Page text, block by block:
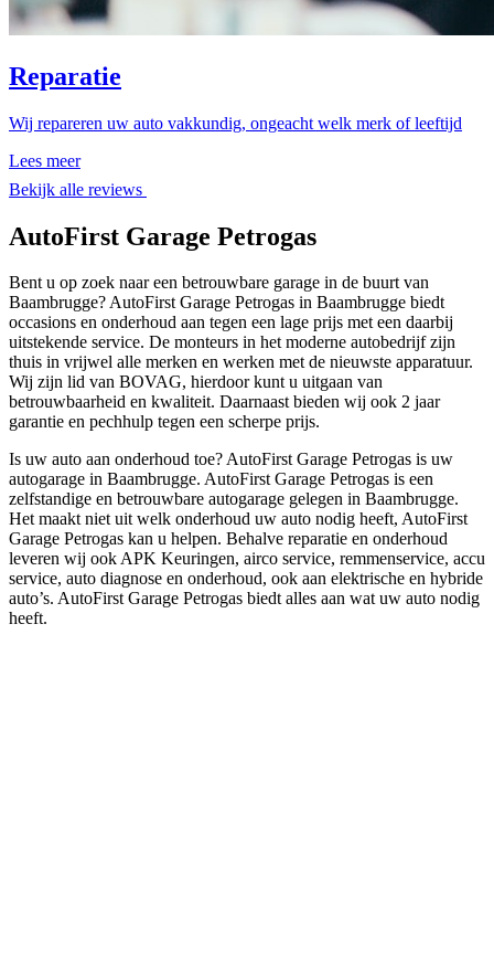
Reparatie
Wij repareren uw auto vakkundig, ongeacht welk merk of leeftijd
Lees meer
Bekijk alle reviews
AutoFirst Garage Petrogas
Bent u op zoek naar een betrouwbare garage in de buurt van
Baambrugge? AutoFirst Garage Petrogas in Baambrugge biedt
occasions en onderhoud aan tegen een lage prijs met een daarbij
uitstekende service. De monteurs in het moderne autobedrijf zijn
thuis in vrijwel alle merken en werken met de nieuwste apparatuur.
Wij zijn lid van BOVAG, hierdoor kunt u uitgaan van
betrouwbaarheid en kwaliteit. Daarnaast bieden wij ook 2 jaar
garantie en pechhulp tegen een scherpe prijs.
Is uw auto aan onderhoud toe? AutoFirst Garage Petrogas is uw
autogarage in Baambrugge. AutoFirst Garage Petrogas is een
zelfstandige en betrouwbare autogarage gelegen in Baambrugge.
Het maakt niet uit welk onderhoud uw auto nodig heeft, AutoFirst
Garage Petrogas kan u helpen. Behalve reparatie en onderhoud
leveren wij ook APK Keuringen, airco service, remmenservice, accu
service, auto diagnose en onderhoud, ook aan elektrische en hybride
auto’s. AutoFirst Garage Petrogas biedt alles aan wat uw auto nodig
heeft.